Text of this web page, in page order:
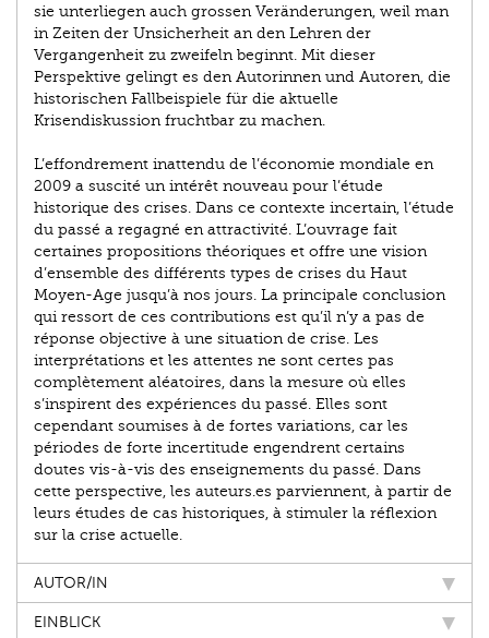
sie unterliegen auch grossen Veränderungen, weil man
in Zeiten der Unsicherheit an den Lehren der
Vergangenheit zu zweifeln beginnt. Mit dieser
Perspektive gelingt es den Autorinnen und Autoren, die
historischen Fallbeispiele für die aktuelle
Krisendiskussion fruchtbar zu machen.
L’effondrement inattendu de l’économie mondiale en
2009 a suscité un intérêt nouveau pour l’étude
historique des crises. Dans ce contexte incertain, l’étude
du passé a regagné en attractivité. L’ouvrage fait
certaines propositions théoriques et offre une vision
d’ensemble des différents types de crises du Haut
Moyen-Age jusqu’à nos jours. La principale conclusion
qui ressort de ces contributions est qu’il n’y a pas de
réponse objective à une situation de crise. Les
interprétations et les attentes ne sont certes pas
complètement aléatoires, dans la mesure où elles
s’inspirent des expériences du passé. Elles sont
cependant soumises à de fortes variations, car les
périodes de forte incertitude engendrent certains
doutes vis-à-vis des enseignements du passé. Dans
cette perspective, les auteurs.es parviennent, à partir de
leurs études de cas historiques, à stimuler la réflexion
sur la crise actuelle.
AUTOR/IN
EINBLICK